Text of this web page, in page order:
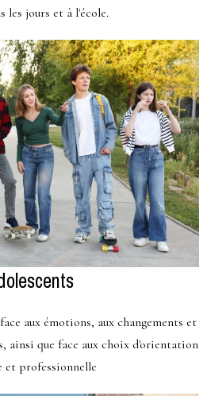
les jours et à l'école.
aux émotions, aux changements et
ainsi que face aux choix d'orientation
et professionnelle